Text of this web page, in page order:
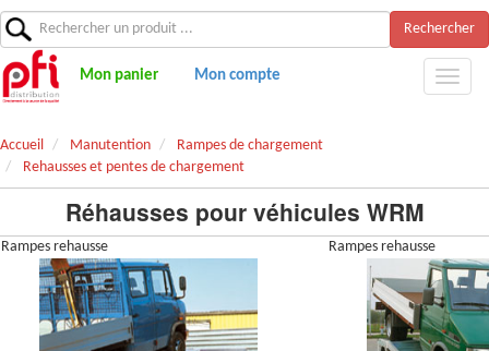
Rechercher
Mon panier Mon compte
Accueil Manutention
Rampes de chargement
Rehausses et pentes de chargement
Réhausses pour véhicules WRM
Rampes rehausse Rampes rehausse